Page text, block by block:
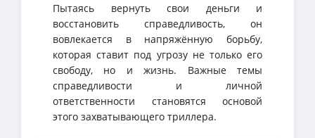
Пытаясь вернуть свои деньги и
восстановить справедливость, он
вовлекается в напряжённую борьбу,
которая ставит под угрозу не только его
свободу, но и жизнь. Важные темы
справедливости и личной
ответственности становятся основой
этого захватывающего триллера.